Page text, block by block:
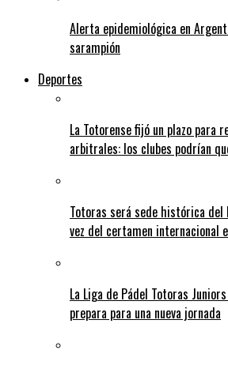
Alerta epidemiológica en
sarampión
Deportes
La Totorense fijó un plazo para
arbitrales: los clubes podrían
Totoras será sede histórica del
vez del certamen internacional
La Liga de Pádel Totoras
prepara para una nueva jornada